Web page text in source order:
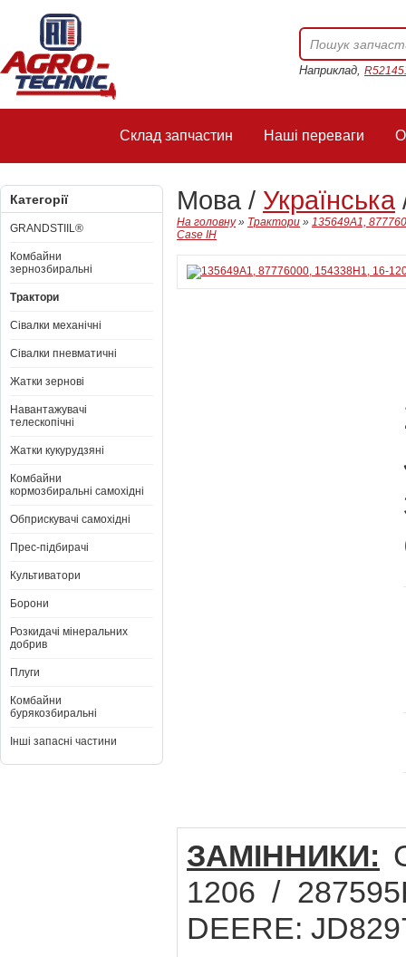
Наприклад,
Склад запчастин Наші переваги
Категорії
GRANDSTIIL®
Комбайни
зернозбиральні
Трактори
Сівалки механічні
Сівалки пневматичні
Жатки зернові
Навантажувачі
телескопічні
Жатки кукурудзяні
Комбайни
кормозбиральні самохідні
Обприскувачі самохідні
Прес-підбирачі
Культиватори
Борони
Розкидачі мінеральних
добрив
Плуги
Комбайни
бурякозбиральні
Інші запасні частини
Мова / Українська
На головну» Трактори » 135649A1,
Case IH
ЗАМІННИКИ:
1206 /
DEERE: